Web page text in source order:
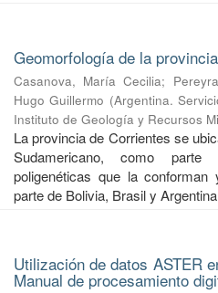
Geomorfología de la
Casanova, María Cecilia;
Hugo Guillermo (Argentina.
Instituto de Geología y Recursos
La provincia de Corrientes se
Sudamericano, como
poligenéticas que la
parte de Bolivia, Brasil y
Utilización de datos ASTER
Manual de procesamiento